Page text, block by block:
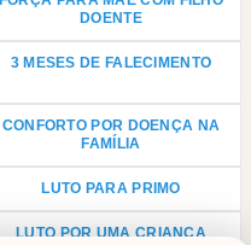
DOENTE
3 MESES DE FALECIMENTO
CONFORTO POR DOENÇA NA
FAMÍLIA
LUTO PARA PRIMO
LUTO POR UMA CRIANÇA